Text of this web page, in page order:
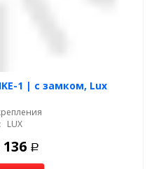
1 | с замком, Lux
LUX
136 Р